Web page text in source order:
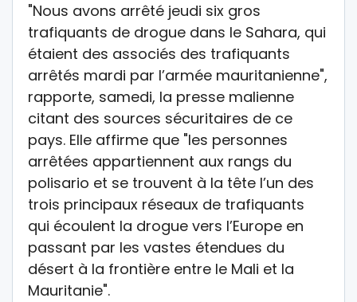
"Nous avons arrêté jeudi six gros
trafiquants de drogue dans le Sahara, qui
étaient des associés des trafiquants
arrêtés mardi par l’armée mauritanienne",
rapporte, samedi, la presse malienne
citant des sources sécuritaires de ce
pays. Elle affirme que "les personnes
arrêtées appartiennent aux rangs du
polisario et se trouvent à la tête l’un des
trois principaux réseaux de trafiquants
qui écoulent la drogue vers l’Europe en
passant par les vastes étendues du
désert à la frontière entre le Mali et la
Mauritanie".